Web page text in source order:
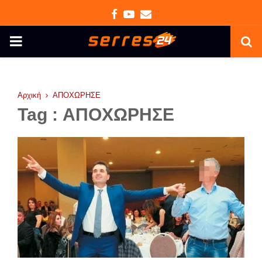
Facebook
Youtube
Email
PRIMARY
Αρχική ΑΠΟΧΩΡΗΣΕ
Tag : ΑΠΟΧΩΡΗΣΕ